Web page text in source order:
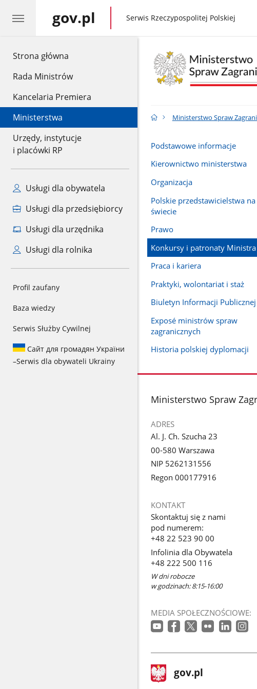
Strona główna
Rada Ministrów
Kancelaria Premiera
Ministerstwa
Urzędy, instytucje
i placówki RP
Usługi dla obywatela
Usługi dla przedsiębiorcy
Usługi dla urzędnika
Usługi dla rolnika
Profil zaufany
Baza wiedzy
Serwis Służby Cywilnej
Сайт для громадян України
–Serwis dla obywateli Ukrainy
gov.pl gov.pl
Serwis Rzeczypospolitej Polskiej
Ministerstwo Spraw
Podstawowe informacje
Kierownictwo ministerstwa
Organizacja
Polskie przedstawicielstwa na
świecie
Prawo
Konkursy i patronaty Ministra
Praca i kariera
Praktyki, wolontariat i staż
Biuletyn Informacji Publicznej
Exposé ministrów spraw
zagranicznych
Historia polskiej dyplomacji
stopka
Ministerstwo Spraw
ADRES
Al. J. Ch. Szucha 23
00-580 Warszawa
NIP 5262131556
Regon 000177916
KONTAKT
Skontaktuj się z nami
pod numerem:
+48 22 523 90 00
Infolinia dla Obywatela
+48 222 500 116
W dni robocze
w godzinach: 8:15-16:00
MEDIA SPOŁECZNOŚCIOWE:
stopka
gov.pl Strona
gov.pl